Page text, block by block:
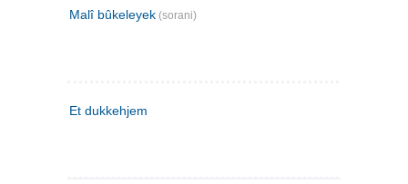
Malî bûkeleyek (sorani)
Et dukkehjem